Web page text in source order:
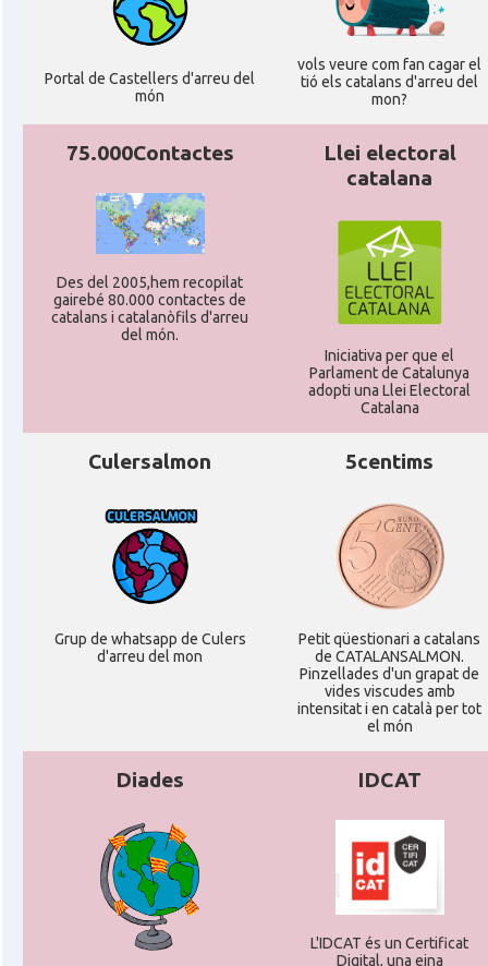
Portal de Castellers d'arreu del
món
vols veure com fan cagar el
tió els catalans d'arreu del
mon?
75.000Contactes
Des del 2005,hem recopilat
gairebé 80.000 contactes de
catalans i catalanòfils d'arreu
del món.
Llei electoral
catalana
Iniciativa per que el
Parlament de Catalunya
adopti una Llei Electoral
Catalana
Culersalmon
Grup de whatsapp de Culers
d'arreu del mon
5centims
Petit qüestionari a catalans
de CATALANSALMON.
Pinzellades d'un grapat de
vides viscudes amb
intensitat i en català per tot
el món
Diades IDCAT
L'IDCAT és un Certificat
Digital, una eina